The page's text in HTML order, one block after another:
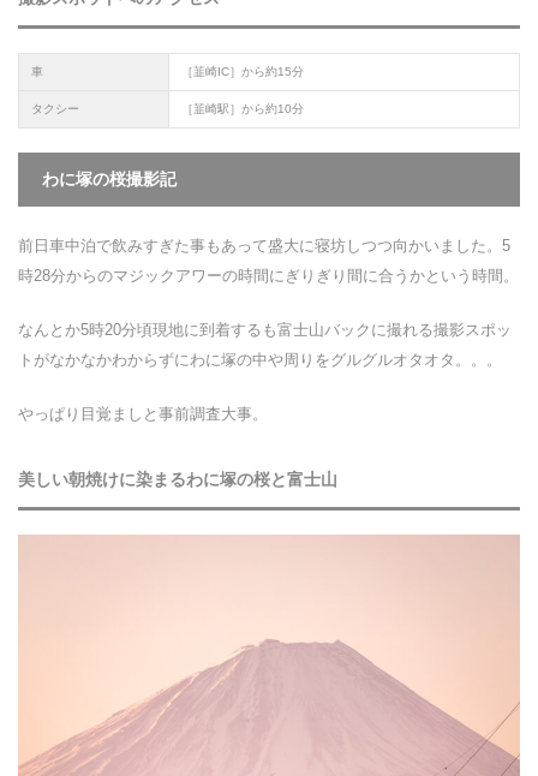
車 ［韮崎IC］から約15分
タクシー ［韮崎駅］から約10分
わに塚の桜撮影記
前日車中泊で飲みすぎた事もあって盛大に寝坊しつつ向かいました。5
時28分からのマジックアワーの時間にぎりぎり間に合うかという時間。
なんとか5時20分頃現地に到着するも富士山バックに撮れる撮影スポッ
トがなかなかわからずにわに塚の中や周りをグルグルオタオタ。。。
やっぱり目覚ましと事前調査大事。
美しい朝焼けに染まるわに塚の桜と富士山